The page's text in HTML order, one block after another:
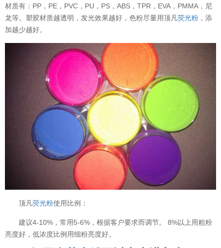
材质有：PP，PE，PVC，PU，PS，ABS，TPR，EVA，PMMA，尼
龙等。塑胶材质越透明，发光效果越好，色粉尽量用顶凡荧光粉 ，添
加越少越好。
顶凡荧光粉使用比例：
建议4-10%，常用5-6%，根据客户要求而调节。 8%以上用粗粉
亮度好，低浓度比例用细粉亮度好。